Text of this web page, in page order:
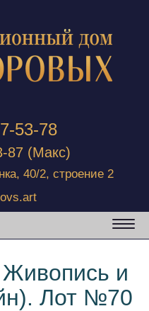
53-78
87 (Макс)
40/2, строение 2
и
Лот №70